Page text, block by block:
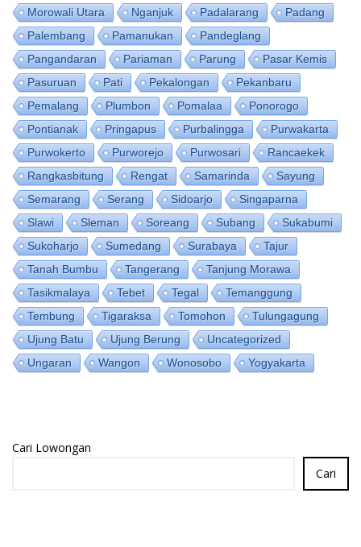
Morowali Utara
Nganjuk Padalarang
Padang
Palembang
Pamanukan
Pandeglang
Pangandaran
Pariaman Parung
Pasar Kemis
Pasuruan
Pati Pekalongan
Pekanbaru
Pemalang
Plumbon Pomalaa
Ponorogo
Pontianak
Pringapus Purbalingga
Purwakarta
Purwokerto
Purworejo Purwosari
Rancaekek
Rangkasbitung
Rengat Samarinda
Sayung
Semarang
Serang Sidoarjo
Singaparna
Slawi
Sleman Soreang Subang
Sukabumi
Sukoharjo
Sumedang Surabaya
Tajur
Tanah Bumbu
Tangerang
Tanjung Morawa
Tasikmalaya
Tebet Tegal
Temanggung
Tembung
Tigaraksa Tomohon
Tulungagung
Ujung Batu
Ujung Berung
Uncategorized
Ungaran
Wangon Wonosobo Yogyakarta
Cari Lowongan
Cari